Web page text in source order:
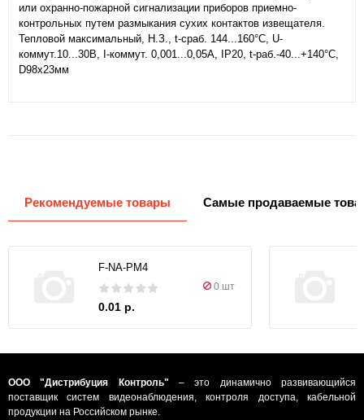
или охранно-пожарной сигнализации приборов приемно-
контрольных путем размыкания сухих контактов извещателя.
Тепловой максимальный, Н.З., t-сраб. 144...160°С, U-
коммут.10...30В, I-коммут. 0,001...0,05А, IP20, t-раб.-40...+140°С,
D98х23мм
Рекомендуемые товары Самые продаваемые
F-NA-PM4
0 шт
0.01 р.
ООО "Дистрибуция Контроль" – это динамично развивающийся
поставщик систем видеонаблюдения, контроля доступа, кабельной
продукции на Российском рынке.